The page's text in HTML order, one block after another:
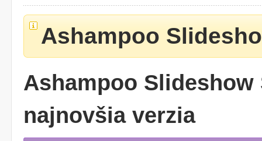
Ashampoo
Ashampoo Slideshow
najnovšia verzia